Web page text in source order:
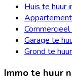
Huis te huur
Garage te
Grond te
Immo te huur